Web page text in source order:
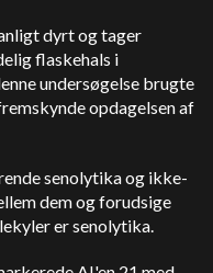
dyrt og tager
flaskehals i
undersøgelse brugte
opdagelsen af
senolytika og ikke-
dem og forudsige
er senolytika.